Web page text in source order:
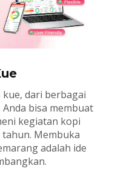
dari berbagai
bisa membuat
kegiatan kopi
Membuka
adalah ide